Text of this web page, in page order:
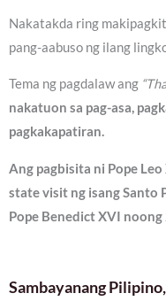
Nakatakda ring
pang-aabuso ng ilang
Tema ng pagdalaw ang
nakatuon sa pag-asa,
pagkakapatiran.
Ang pagbisita ni Pope
state visit ng isang Santo
Pope Benedict XVI noong
Sambayanang